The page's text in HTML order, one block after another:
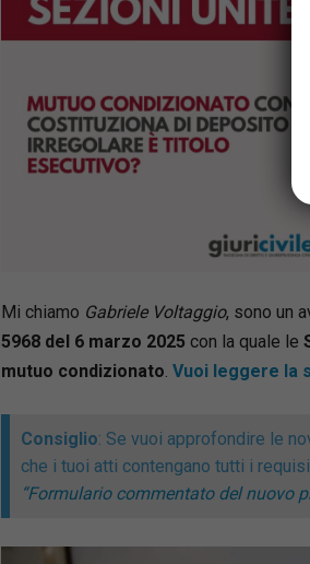
Mi chiamo Gabriele Voltaggio, sono un
5968 del 6 marzo 2025 con la quale le
mutuo condizionato. Vuoi leggere la
Consiglio: Se vuoi approfondire le
che i tuoi atti contengano tutti i
“Formulario commentato del nuovo